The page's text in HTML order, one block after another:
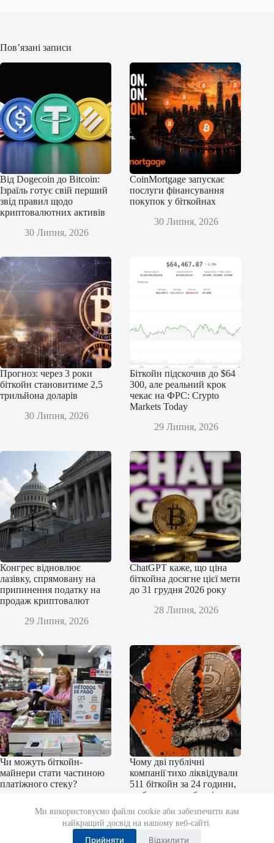
Ми використовуємо файли cookie аби забезпечити вам
найкращий досвід на нашому веб-сайті.
Прийняти Відхилити
Пов’язані записи
Від Dogecoin до Bitcoin:
Ізраїль готує свій перший
звід правил щодо
криптовалютних активів
30 Липня, 2026
CoinMortgage запускає
послуги фінансування
покупок у біткойнах
30 Липня, 2026
Прогноз: через 3 роки
біткойн становитиме 2,5
трильйона доларів
30 Липня, 2026
Біткойн підскочив до $64
300, але реальний крок
чекає на ФРС: Crypto
Markets Today
29 Липня, 2026
Конгрес відновлює
лазівку, спрямовану на
припинення податку на
продаж криптовалют
29 Липня, 2026
ChatGPT каже, що ціна
біткойна досягне цієї мети
до 31 грудня 2026 року
28 Липня, 2026
Чи можуть біткойн-
майнери стати частиною
платіжного стеку?
Чому дві публічні
компанії тихо ліквідували
511 біткойн за 24 години,
щоб уникнути боргів у
31,7 мільйона доларів
27 Липня, 2026